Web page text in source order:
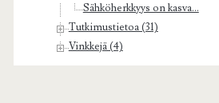
Sähköherkkyys on kasva...
Tutkimustietoa (31)
Vinkkejä (4)